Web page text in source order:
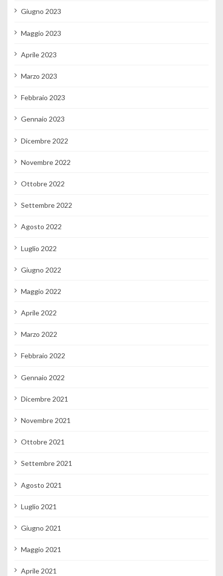
Giugno 2023
Maggio 2023
Aprile 2023
Marzo 2023
Febbraio 2023
Gennaio 2023
Dicembre 2022
Novembre 2022
Ottobre 2022
Settembre 2022
Agosto 2022
Luglio 2022
Giugno 2022
Maggio 2022
Aprile 2022
Marzo 2022
Febbraio 2022
Gennaio 2022
Dicembre 2021
Novembre 2021
Ottobre 2021
Settembre 2021
Agosto 2021
Luglio 2021
Giugno 2021
Maggio 2021
Aprile 2021